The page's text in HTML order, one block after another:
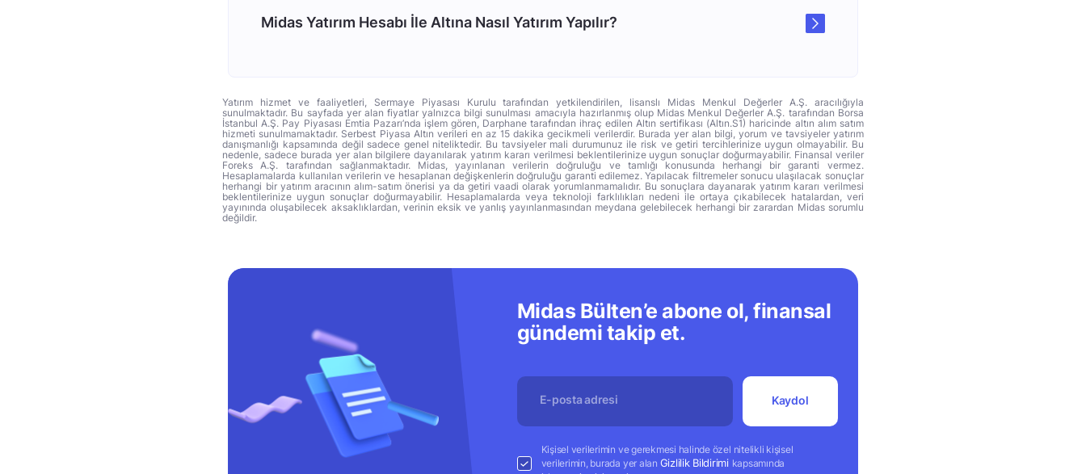
Midas Yatırım Hesabı İle Altına Nasıl Yatırım Yapılır?
Yatırım hizmet ve faaliyetleri, Sermaye Piyasası Kurulu tarafından yetkilendirilen, lisanslı Midas Menkul Değerler A.Ş. aracılığıyla
sunulmaktadır. Bu sayfada yer alan fiyatlar yalnızca bilgi sunulması amacıyla hazırlanmış olup Midas Menkul Değerler A.Ş. tarafından Borsa
İstanbul A.Ş. Pay Piyasası Emtia Pazarı’nda işlem gören, Darphane tarafından ihraç edilen Altın sertifikası (Altın.S1) haricinde altın alım satım
hizmeti sunulmamaktadır. Serbest Piyasa Altın verileri en az 15 dakika gecikmeli verilerdir. Burada yer alan bilgi, yorum ve tavsiyeler yatırım
danışmanlığı kapsamında değil sadece genel niteliktedir. Bu tavsiyeler mali durumunuz ile risk ve getiri tercihlerinize uygun olmayabilir. Bu
nedenle, sadece burada yer alan bilgilere dayanılarak yatırım kararı verilmesi beklentilerinize uygun sonuçlar doğurmayabilir. Finansal veriler
Foreks A.Ş. tarafından sağlanmaktadır. Midas, yayınlanan verilerin doğruluğu ve tamlığı konusunda herhangi bir garanti vermez.
Hesaplamalarda kullanılan verilerin ve hesaplanan değişkenlerin doğruluğu garanti edilemez. Yapılacak filtremeler sonucu ulaşılacak sonuçlar
herhangi bir yatırım aracının alım-satım önerisi ya da getiri vaadi olarak yorumlanmamalıdır. Bu sonuçlara dayanarak yatırım kararı verilmesi
beklentilerinize uygun sonuçlar doğurmayabilir. Hesaplamalarda veya teknoloji farklılıkları nedeni ile ortaya çıkabilecek hatalardan, veri
yayınında oluşabilecek aksaklıklardan, verinin eksik ve yanlış yayınlanmasından meydana gelebilecek herhangi bir zarardan Midas sorumlu
değildir.
Midas Bülten’e abone ol, finansal
gündemi takip et.
Kaydol
Kişisel verilerimin ve gerekmesi halinde özel nitelikli kişisel
verilerimin, burada yer alan Gizlilik Bildirimi kapsamında